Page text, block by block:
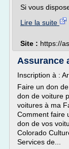
Si vous
Lire la suite
Site : https://
Assurance
Inscription à :
Faire un don
don de voiture
voitures à ma
Comment faire
don de vos
Colorado
Services de...